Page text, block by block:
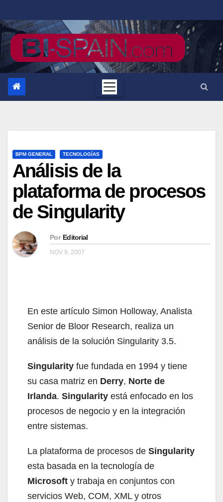
al
contenido
BPM GENERAL TECNOLOGÍAS
Análisis de la
plataforma de procesos
de Singularity
Por Editorial
NOV 9, 2007
En este artículo Simon Holloway, Analista
Senior de Bloor Research, realiza un
análisis de la solución Singularity 3.5.
Singularity fue fundada en 1994 y tiene
su casa matriz en Derry, Norte de
Irlanda. Singularity está enfocado en los
procesos de negocio y en la integración
entre sistemas.
La plataforma de procesos de Singularity
esta basada en la tecnología de
Microsoft y trabaja en conjuntos con
servicios Web, COM, XML y otros